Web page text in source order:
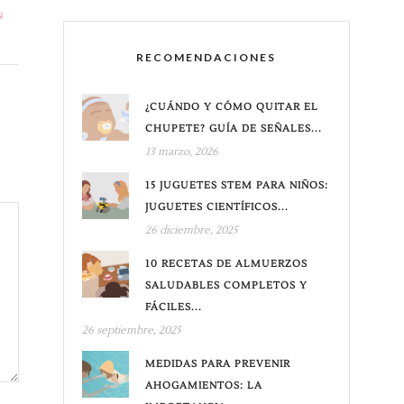
RECOMENDACIONES
¿CUÁNDO Y CÓMO QUITAR EL
CHUPETE? GUÍA DE SEÑALES...
13 marzo, 2026
15 JUGUETES STEM PARA NIÑOS:
JUGUETES CIENTÍFICOS...
26 diciembre, 2025
10 RECETAS DE ALMUERZOS
SALUDABLES COMPLETOS Y
FÁCILES...
26 septiembre, 2025
MEDIDAS PARA PREVENIR
AHOGAMIENTOS: LA